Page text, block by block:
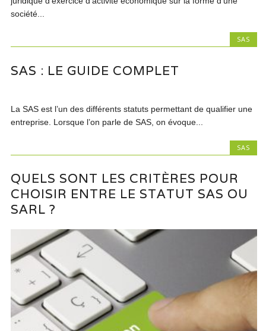
société...
SAS
SAS : LE GUIDE COMPLET
La SAS est l’un des différents statuts permettant de qualifier une
entreprise. Lorsque l’on parle de SAS, on évoque...
SAS
QUELS SONT LES CRITÈRES POUR
CHOISIR ENTRE LE STATUT SAS OU
SARL ?